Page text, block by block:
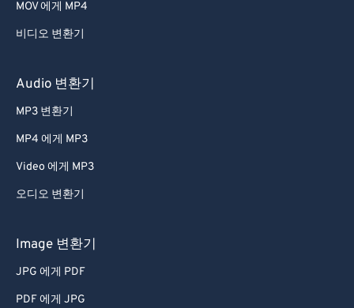
MOV 에게 MP4
비디오 변환기
Audio 변환기
MP3 변환기
MP4 에게 MP3
Video 에게 MP3
오디오 변환기
Image 변환기
JPG 에게 PDF
PDF 에게 JPG